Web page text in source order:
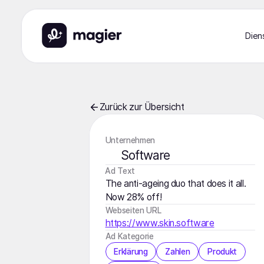
Zurück zur Übersicht
Unternehmen
Software
️Ad Text
The anti-ageing duo that does it all.
Now 28% off!
Webseiten URL
https://www.skin.software
Ad Kategorie
Erklärung
Zahlen Produkt